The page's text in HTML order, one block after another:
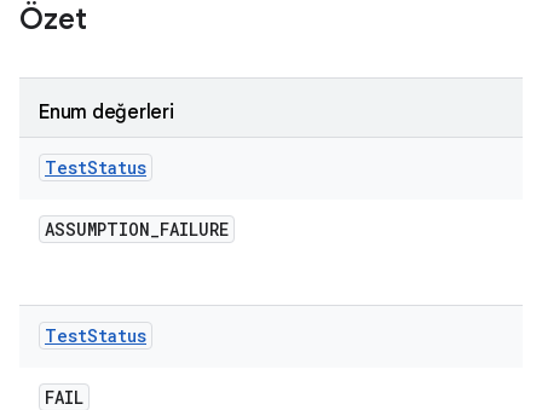
Özet
Enum değerleri
TestStatus
ASSUMPTION_FAILURE
TestStatus
FAIL